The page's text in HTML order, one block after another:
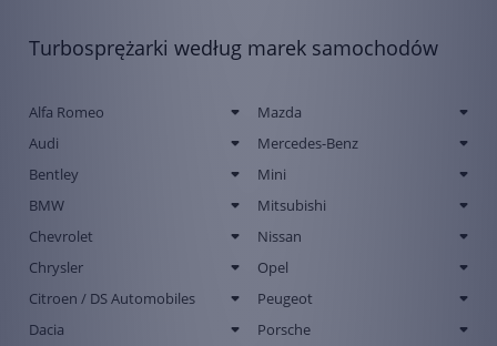
Turbosprężarki według marek samochodów
Alfa Romeo
Audi
Bentley
BMW
Chevrolet
Chrysler
Citroen / DS Automobiles
Dacia
Mazda
Mercedes-Benz
Mini
Mitsubishi
Nissan
Opel
Peugeot
Porsche